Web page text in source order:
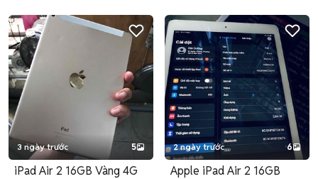
3 ngày trước 5
iPad Air 2 16GB Vàng 4G
2 ngày trước 6
Apple iPad Air 2 16GB